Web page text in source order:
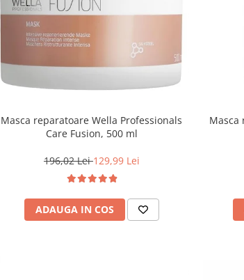
Masca reparatoare Wella Professionals
Care Fusion, 500 ml
196,02 Lei129,99 Lei
ADAUGA IN COS
Masca